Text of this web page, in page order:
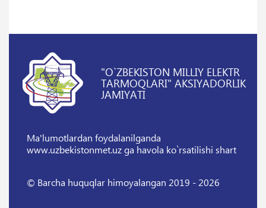
"O`ZBEKISTON MILLIY ELEKTR
TARMOQLARI" AKSIYADORLIK
JAMIYATI
Ma'lumotlardan foydalanilganda
www.uzbekistonmet.uz ga havola ko`rsatilishi shart
© Barcha huquqlar himoyalangan 2019 - 2026